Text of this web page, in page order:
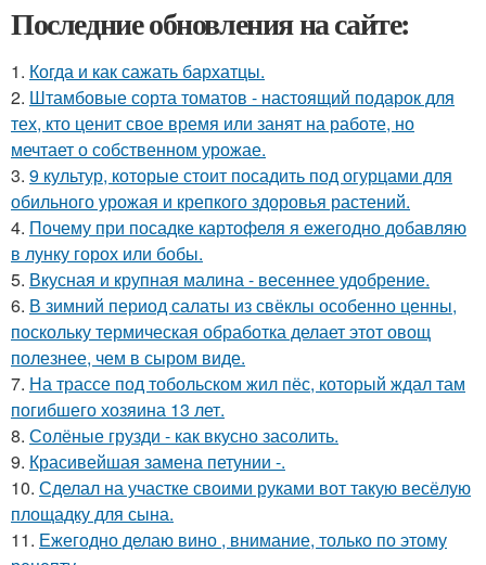
Последние обновления на сайте:
1. Когда и как сажать бархатцы.
2. Штамбовые сорта томатов - настоящий подарок для
тех, кто ценит свое время или занят на работе, но
мечтает о собственном урожае.
3. 9 культур, которые стоит посадить под огурцами для
обильного урожая и крепкого здоровья растений.
4. Почему при посадке картофеля я ежегодно добавляю
в лунку горох или бобы.
5. Вкусная и крупная малина - весеннее удобрение.
6. В зимний период салаты из свёклы особенно ценны,
поскольку термическая обработка делает этот овощ
полезнее, чем в сыром виде.
7. На трассе под тобольском жил пёс, который ждал там
погибшего хозяина 13 лет.
8. Солёные грузди - как вкусно засолить.
9. Красивейшая замена петунии -.
10. Сделал на участке своими руками вот такую весёлую
площадку для сына.
11. Ежегодно делаю вино , внимание, только по этому